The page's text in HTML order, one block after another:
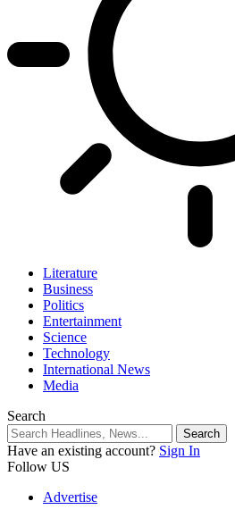
Literature
Business
Politics
Entertainment
Science
Technology
International News
Media
Search
Have an existing account? Sign In
Follow US
Advertise